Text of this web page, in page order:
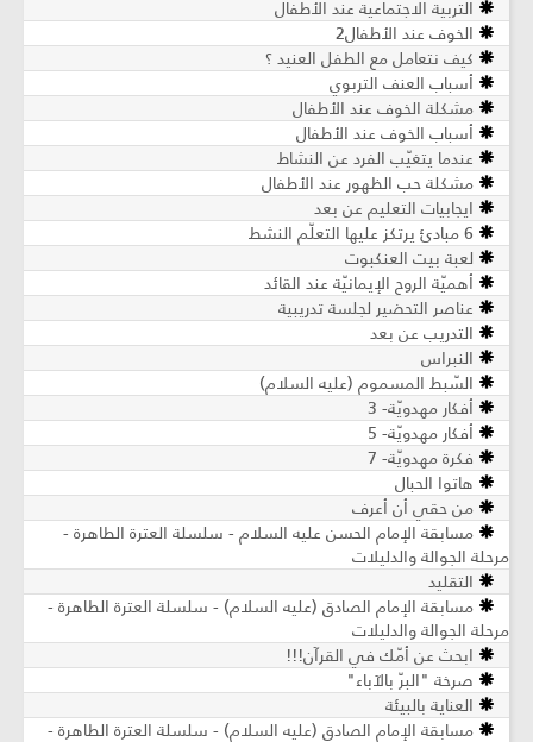
التربية الاجتماعية عند الأطفال
الخوف عند الأطفال2
كيف نتعامل مع الطفل العنيد ؟
أسباب العنف التربوي
مشكلة الخوف عند الأطفال
أسباب الخوف عند الأطفال
عندما يتغيّب الفرد عن النشاط
مشكلة حب الظهور عند الأطفال
ايجابيات التعليم عن بعد
6 مبادئ يرتكز عليها التعلّم النشط
لعبة بيت العنكبوت
أهميّة الروح الإيمانيّة عند القائد
عناصر التحضير لجلسة تدريبية
التدريب عن بعد
النبراس
السّبط المسموم (عليه السلام)
أفكار مهدويّة- 3
أفكار مهدويّة- 5
فكرة مهدويّة- 7
هاتوا الحبال
من حقي أن أعرف
مسابقة الإمام الحسن عليه السلام - سلسلة العترة الطاهرة -
مرحلة الجوالة والدليلات
التقليد
مسابقة الإمام الصادق (عليه السلام) - سلسلة العترة الطاهرة -
مرحلة الجوالة والدليلات
ابحث عن أمّك في القرآن!!!
صرخة "البرّ بالآباء"
العناية بالبيئة
مسابقة الإمام الصادق (عليه السلام) - سلسلة العترة الطاهرة -